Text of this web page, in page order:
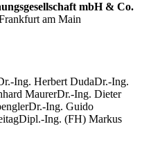
mbH & Co.
am Main
Ing. Herbert DudaDr.-Ing.
MaurerDr.-Ing. Dieter
Dr.-Ing. Guido
Dipl.-Ing. (FH) Markus